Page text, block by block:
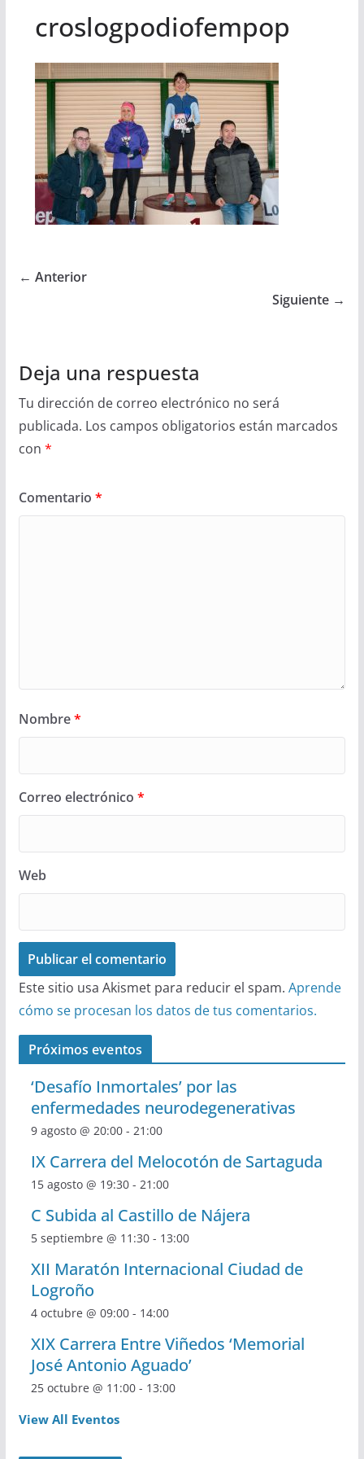
croslogpodiofempop
← Anterior
Siguiente →
Deja una respuesta
Tu dirección de correo electrónico no será
publicada. Los campos obligatorios están marcados
con *
Comentario *
Nombre*
Correo electrónico *
Web
Este sitio usa Akismet para reducir el spam. Aprende
cómo se procesan los datos de tus comentarios.
Próximos eventos
‘Desafío Inmortales’ por las
enfermedades neurodegenerativas
9 agosto @ 20:00- 21:00
IX Carrera del Melocotón de Sartaguda
15 agosto @ 19:30- 21:00
C Subida al Castillo de Nájera
5 septiembre @ 11:30- 13:00
XII Maratón Internacional Ciudad de
Logroño
4 octubre @ 09:00- 14:00
XIX Carrera Entre Viñedos ‘Memorial
José Antonio Aguado’
25 octubre @ 11:00- 13:00
View All Eventos